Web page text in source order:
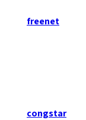
freenet
congstar